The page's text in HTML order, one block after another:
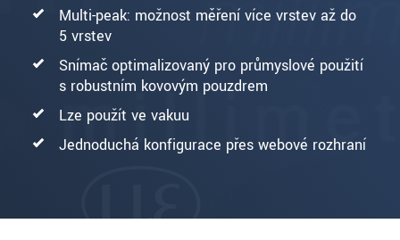
Multi-peak: možnost měření více vrstev až do
5 vrstev
Snímač optimalizovaný pro průmyslové použití
s robustním kovovým pouzdrem
Lze použít ve vakuu
Jednoduchá konfigurace přes webové rozhraní